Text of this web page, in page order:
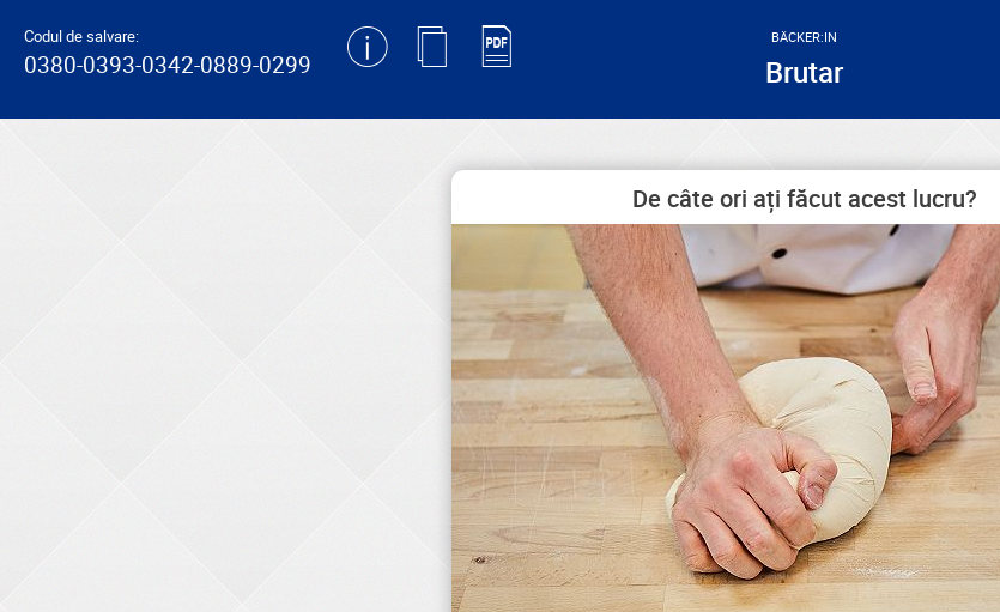
Codul de salvare:
0380-0393-0342-0889-0299
BÄCKER:IN
Brutar
De câte ori ați făcut acest lucru?